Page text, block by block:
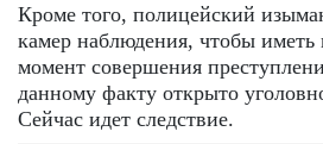
Кроме того, полицейский
камер наблюдения, чтобы иметь
момент совершения
данному факту открыто
Сейчас идет следствие.